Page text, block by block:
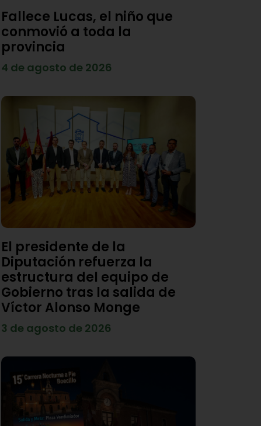
Fallece Lucas, el niño que
conmovió a toda la
provincia
4 de agosto de 2026
El presidente de la
Diputación refuerza la
estructura del equipo de
Gobierno tras la salida de
Víctor Alonso Monge
3 de agosto de 2026